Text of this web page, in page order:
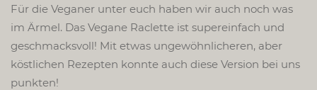
Für die Veganer unter euch haben wir auch noch was
im Ärmel. Das Vegane Raclette ist supereinfach und
geschmacksvoll! Mit etwas ungewöhnlicheren, aber
köstlichen Rezepten konnte auch diese Version bei uns
punkten!